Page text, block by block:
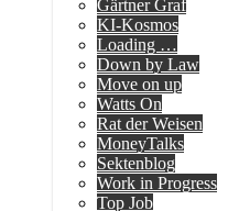
Gärtner Graf
KI-Kosmos
Loading …
Down by Law
Move on up
Watts On
Rat der Weisen
MoneyTalks
Sektenblog
Work in Progress
Top Job